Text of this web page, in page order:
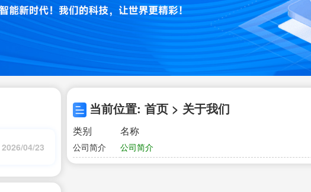
2026/04/23
当前位置: 首页 > 关于我们
类别 名称
公司简介 公司简介